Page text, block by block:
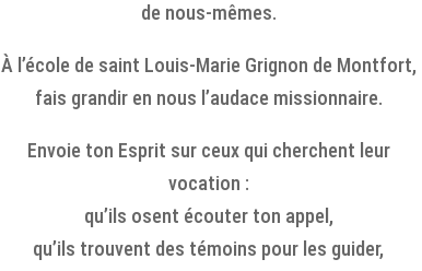
de nous-mêmes.
À l’école de saint Louis-Marie Grignon de Montfort,
fais grandir en nous l’audace missionnaire.
Envoie ton Esprit sur ceux qui cherchent leur
vocation :
qu’ils osent écouter ton appel,
qu’ils trouvent des témoins pour les guider,